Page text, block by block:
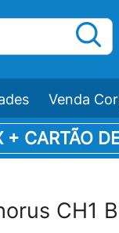
Venda
+ CARTÃO
CH1